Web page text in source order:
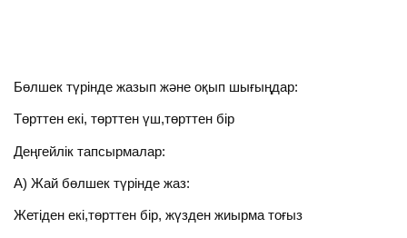
Бөлшек түрінде жазып және оқып шығыңдар:
Төрттен екі, төрттен үш,төрттен бір
Деңгейлік тапсырмалар:
А) Жай бөлшек түрінде жаз:
Жетіден екі,төрттен бір, жүзден жиырма тоғыз